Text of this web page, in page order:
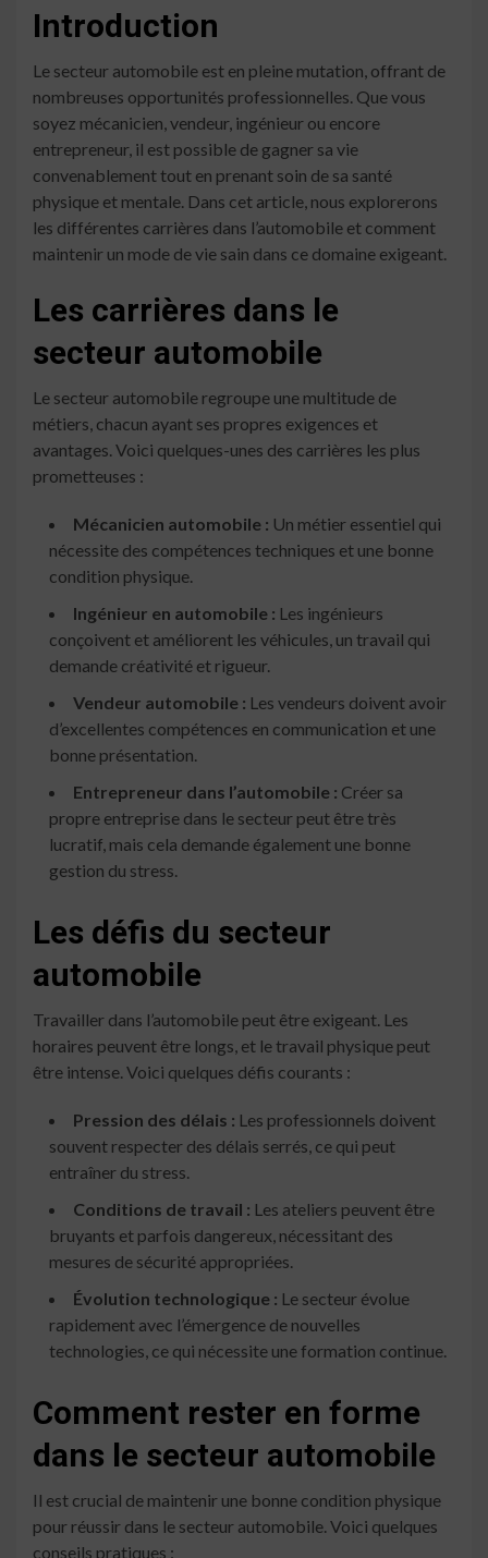
Introduction
Le secteur automobile est en pleine mutation, offrant de
nombreuses opportunités professionnelles. Que vous
soyez mécanicien, vendeur, ingénieur ou encore
entrepreneur, il est possible de gagner sa vie
convenablement tout en prenant soin de sa santé
physique et mentale. Dans cet article, nous explorerons
les différentes carrières dans l’automobile et comment
maintenir un mode de vie sain dans ce domaine exigeant.
Les carrières dans le
secteur automobile
Le secteur automobile regroupe une multitude de
métiers, chacun ayant ses propres exigences et
avantages. Voici quelques-unes des carrières les plus
prometteuses :
Mécanicien automobile : Un métier essentiel qui
nécessite des compétences techniques et une bonne
condition physique.
Ingénieur en automobile : Les ingénieurs
conçoivent et améliorent les véhicules, un travail qui
demande créativité et rigueur.
Vendeur automobile : Les vendeurs doivent avoir
d’excellentes compétences en communication et une
bonne présentation.
Entrepreneur dans l’automobile : Créer sa
propre entreprise dans le secteur peut être très
lucratif, mais cela demande également une bonne
gestion du stress.
Les défis du secteur
automobile
Travailler dans l’automobile peut être exigeant. Les
horaires peuvent être longs, et le travail physique peut
être intense. Voici quelques défis courants :
Pression des délais : Les professionnels doivent
souvent respecter des délais serrés, ce qui peut
entraîner du stress.
Conditions de travail : Les ateliers peuvent être
bruyants et parfois dangereux, nécessitant des
mesures de sécurité appropriées.
Évolution technologique : Le secteur évolue
rapidement avec l’émergence de nouvelles
technologies, ce qui nécessite une formation continue.
Comment rester en forme
dans le secteur automobile
Il est crucial de maintenir une bonne condition physique
pour réussir dans le secteur automobile. Voici quelques
conseils pratiques :